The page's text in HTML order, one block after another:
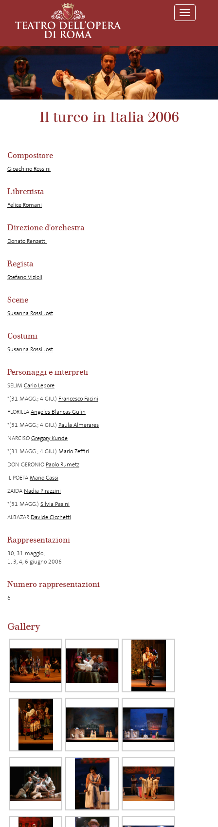
T
o
l
Il turco in Italia 2006
Compositore
Gioachino Rossini
Librettista
Felice Romani
Direzione d'orchestra
Donato Renzetti
Regista
Stefano Vizioli
Scene
Susanna Rossi Jost
Costumi
Susanna Rossi Jost
Personaggi e interpreti
SELIM Carlo Lepore
*(31 MAGG.; 4 GIU.) Francesco Facini
FLORILLAAngeles Blancas Gulin
*(31 MAGG.; 4 GIU.) Paula Almerares
NARCISOGregory Kunde
*(31 MAGG.; 4 GIU.) Mario Zeffiri
DON GERONIO Paolo Rumetz
IL POETAMario Cassi
ZAIDA Nadia Pirazzini
*(31 MAGG.) Silvia Pasini
ALBAZAR Davide Cicchetti
Rappresentazioni
30, 31 maggio;
1, 3, 4, 6 giugno 2006
Numero rappresentazioni
6
Gallery